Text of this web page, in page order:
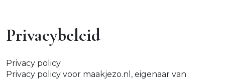
Privacybeleid
Privacy policy
Privacy policy voor maakjezo.nl, eigenaar van